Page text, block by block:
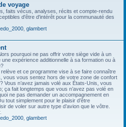
voyage
faits vécus, analyses, récits et compte-rendu
d'être d'intérêt pour la communauté des
glambert
pourquoi ne pas offrir votre siège vide à un
expérience additionnelle à sa formation ou à
relève et ce programme vise à se faire connaître
vous vous sentez hors de votre zone de confort
Vous n’avez jamais volé aux États-Unis, vous
ça fait longtemps que vous n’avez pas volé en
ne pas demander un accompagnement en
tout simplement pour le plaisir d’être
de voler sur autre type d’avion que le vôtre.
glambert